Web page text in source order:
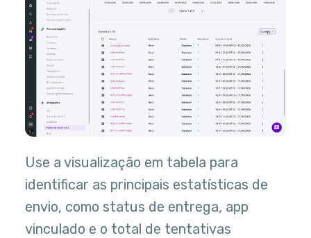
Use a visualização em tabela para
identificar as principais estatísticas de
envio, como status de entrega, app
vinculado e o total de tentativas